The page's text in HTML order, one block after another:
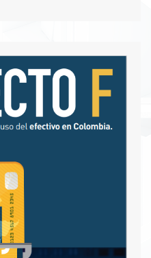
de
global.